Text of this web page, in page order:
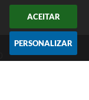
ACEITAR
PERSONALIZAR